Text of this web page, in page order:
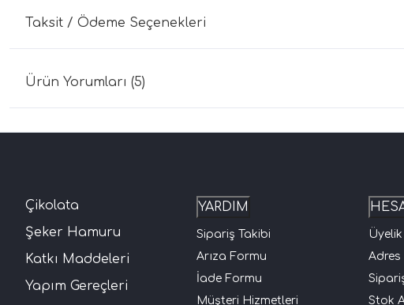
Taksit / Ödeme Seçenekleri
Ürün Yorumları (5)
Çikolata
Şeker Hamuru
Katkı Maddeleri
Yapım Gereçleri
YARDIM
Sipariş Takibi
Arıza Formu
İade Formu
Müşteri Hizmetleri
Adres
Stok